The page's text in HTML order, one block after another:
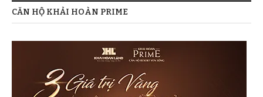
CĂN HỘ KHẢI HOÀN PRIME